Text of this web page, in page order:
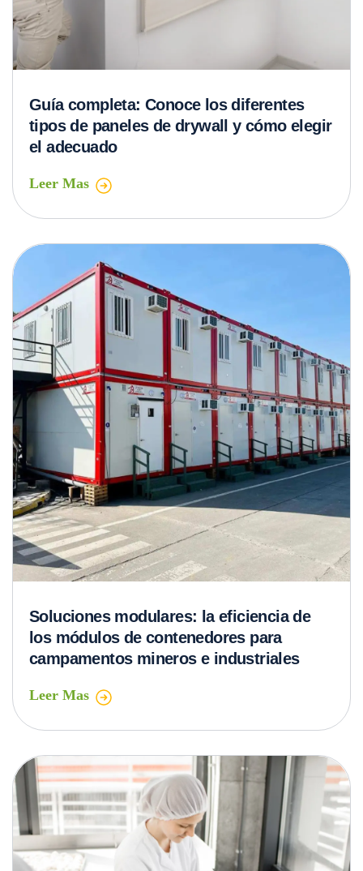
los módulos de contenedores para
campamentos mineros e industriales
Leer Mas
inoxidable en la industria alimentaria
1 2 3